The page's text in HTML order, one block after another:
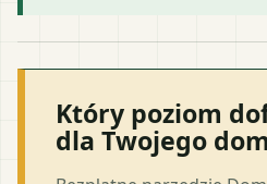
Który poziom
dla Twojego